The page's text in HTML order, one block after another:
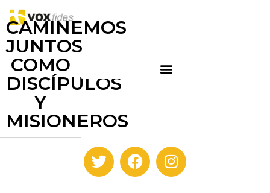
CAMINEMOS
JUNTOS
COMO
DISCÍPULOS
Y
MISIONEROS